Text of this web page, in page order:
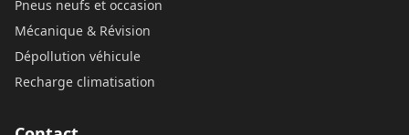
Pneus neufs et occasion
Mécanique & Révision
Dépollution véhicule
Recharge climatisation